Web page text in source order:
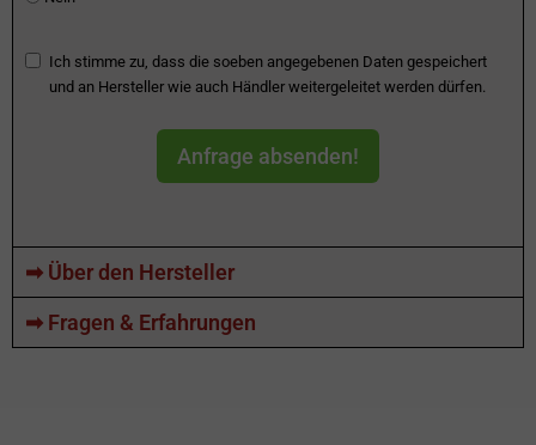
Ich stimme zu, dass die soeben angegebenen Daten gespeichert
und an Hersteller wie auch Händler weitergeleitet werden dürfen.
Anfrage absenden!
➡ Über den Hersteller
➡ Fragen & Erfahrungen